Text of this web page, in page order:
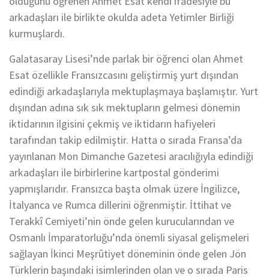
arkadaşları ile birlikte okulda adeta Yetimler Birliği
kurmuşlardı.
Galatasaray Lisesi’nde parlak bir öğrenci olan Ahmet
Esat özellikle Fransızcasını geliştirmiş yurt dışından
edindiği arkadaşlarıyla mektuplaşmaya başlamıştır. Yurt
dışından adına sık sık mektupların gelmesi dönemin
iktidarının ilgisini çekmiş ve iktidarın hafiyeleri
tarafından takip edilmiştir. Hatta o sırada Fransa’da
yayınlanan Mon Dimanche Gazetesi aracılığıyla edindiği
arkadaşları ile birbirlerine kartpostal gönderimi
yapmışlarıdır. Fransızca başta olmak üzere İngilizce,
İtalyanca ve Rumca dillerini öğrenmiştir. İttihat ve
Terakkî Cemiyeti’nin önde gelen kurucularından ve
Osmanlı İmparatorluğu’nda önemli siyasal gelişmeleri
sağlayan İkinci Meşrûtiyet döneminin önde gelen Jön
Türklerin başındaki isimlerinden olan ve o sırada Paris